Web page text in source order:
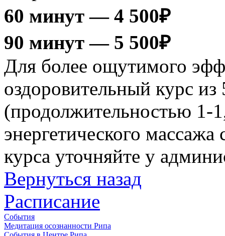
60 минут — 4 500₽
90 минут — 5 500₽
Для более ощутимого
оздоровительный курс из
(продолжительностью 1-
энергетического
курса уточняйте у
Вернуться назад
Расписание
События
Медитация осознанности Рипа